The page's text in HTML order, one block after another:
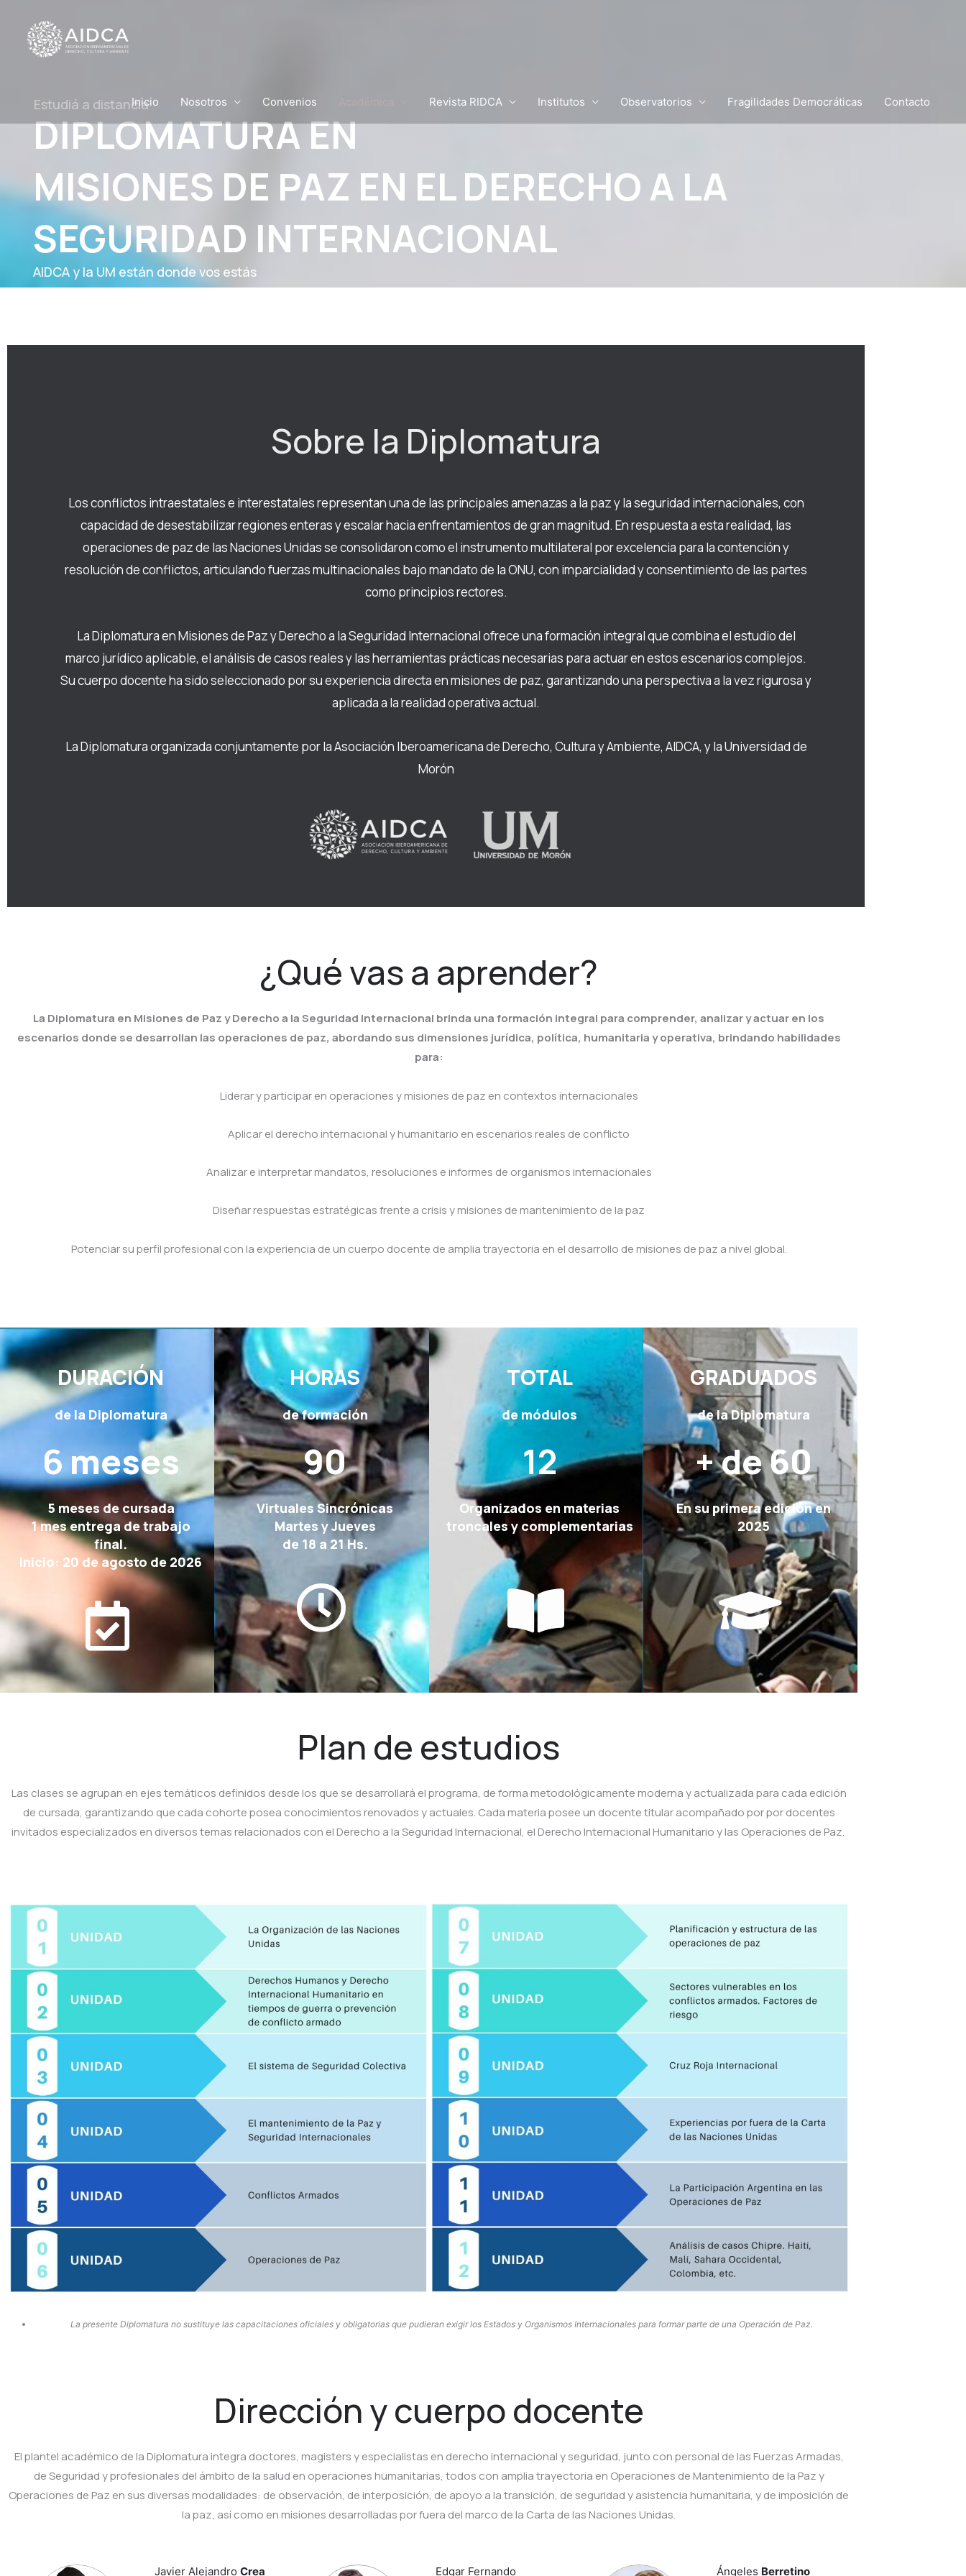
contenido
Inicio Nosotros Convenios Revista RIDCA Institutos Observatorios Fragilidades Democráticas Contacto
Estudiá a distancia
DIPLOMATURA EN
MISIONES DE PAZ EN EL DERECHO A LA
SEGURIDAD INTERNACIONAL
AIDCA y la UM están donde vos estás
Sobre la Diplomatura
Los conflictos intraestatales e interestatales representan una de las principales amenazas a la paz y la seguridad internacionales, con
capacidad de desestabilizar regiones enteras y escalar hacia enfrentamientos de gran magnitud. En respuesta a esta realidad, las
operaciones de paz de las Naciones Unidas se consolidaron como el instrumento multilateral por excelencia para la contención y
resolución de conflictos, articulando fuerzas multinacionales bajo mandato de la ONU, con imparcialidad y consentimiento de las partes
como principios rectores.
La Diplomatura en Misiones de Paz y Derecho a la Seguridad Internacional ofrece una formación integral que combina el estudio del
marco jurídico aplicable, el análisis de casos reales y las herramientas prácticas necesarias para actuar en estos escenarios complejos.
Su cuerpo docente ha sido seleccionado por su experiencia directa en misiones de paz, garantizando una perspectiva a la vez rigurosa y
aplicada a la realidad operativa actual.
La Diplomatura organizada conjuntamente por la Asociación Iberoamericana de Derecho, Cultura y Ambiente, AIDCA, y la Universidad de
Morón
¿Qué vas a aprender?
La Diplomatura en Misiones de Paz y Derecho a la Seguridad Internacional brinda una formación integral para comprender, analizar y actuar en los
escenarios donde se desarrollan las operaciones de paz, abordando sus dimensiones jurídica, política, humanitaria y operativa, brindando habilidades
para:
Liderar y participar en operaciones y misiones de paz en contextos internacionales
Aplicar el derecho internacional y humanitario en escenarios reales de conflicto
Analizar e interpretar mandatos, resoluciones e informes de organismos internacionales
Diseñar respuestas estratégicas frente a crisis y misiones de mantenimiento de la paz
Potenciar su perfil profesional con la experiencia de un cuerpo docente de amplia trayectoria en el desarrollo de misiones de paz a nivel global.
DURACIÓN
de la Diplomatura
6meses
5 meses de cursada
1 mes entrega de trabajo
final.
Inicio: 20 de agosto de 2026
HORAS
de formación
90
Virtuales Sincrónicas
Martes y Jueves
de 18 a 21 Hs.
TOTAL
de módulos
12
Organizados en materias
troncales y complementarias
GRADUADOS
de la Diplomatura
+ de 60
En su primera edición en
2025
Plan de estudios
Las clases se agrupan en ejes temáticos definidos desde los que se desarrollará el programa, de forma metodológicamente moderna y actualizada para cada edición
de cursada, garantizando que cada cohorte posea conocimientos renovados y actuales. Cada materia posee un docente titular acompañado por por docentes
invitados especializados en diversos temas relacionados con el Derecho a la Seguridad Internacional, el Derecho Internacional Humanitario y las Operaciones de Paz.
La presente Diplomatura no sustituye las capacitaciones oficiales y obligatorias que pudieran exigir los Estados y Organismos Internacionales para formar parte de una Operación de Paz.
Dirección y cuerpo docente
El plantel académico de la Diplomatura integra doctores, magisters y especialistas en derecho internacional y seguridad, junto con personal de las Fuerzas Armadas,
de Seguridad y profesionales del ámbito de la salud en operaciones humanitarias, todos con amplia trayectoria en Operaciones de Mantenimiento de la Paz y
Operaciones de Paz en sus diversas modalidades: de observación, de interposición, de apoyo a la transición, de seguridad y asistencia humanitaria, y de imposición de
la paz, así como en misiones desarrolladas por fuera del marco de la Carta de las Naciones Unidas.
Javier AlejandroCrea Edgar Fernando Ángeles Berretino